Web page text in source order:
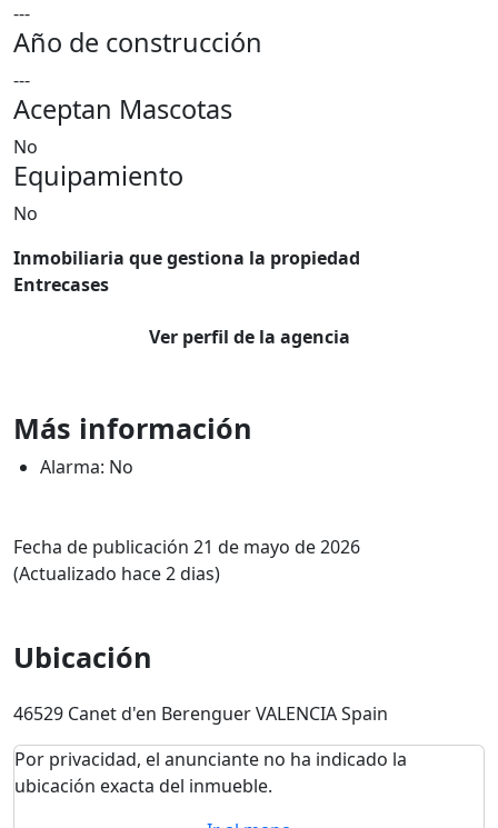
---
Año de construcción
---
Aceptan Mascotas
No
Equipamiento
No
Inmobiliaria que gestiona la propiedad
Entrecases
Ver perfil de la agencia
Más información
Alarma: No
Fecha de publicación 21 de mayo de 2026
(Actualizado hace 2 dias)
Ubicación
46529 Canet d'en Berenguer VALENCIA Spain
Por privacidad, el anunciante no ha indicado la
ubicación exacta del inmueble.